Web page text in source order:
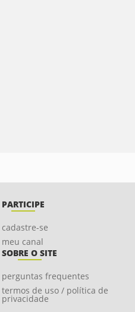
PARTICIPE
cadastre-se
meu canal
SOBRE O SITE
perguntas frequentes
termos de uso / política de
privacidade